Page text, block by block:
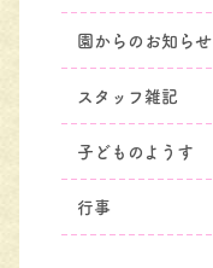
園からのお知らせ
スタッフ雑記
子どものようす
行事